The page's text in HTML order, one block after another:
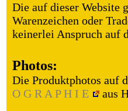
Die auf dieser Website
Warenzeichen oder
keinerlei Anspruch auf
Photos:
Die Produktphotos auf
O G R A P H I E
aus